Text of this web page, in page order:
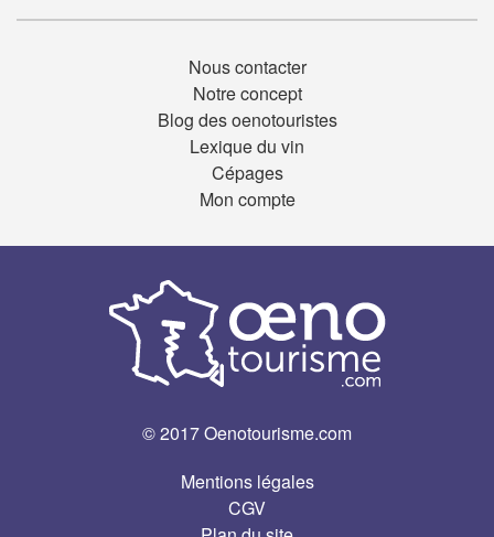
Nous contacter
Notre concept
Blog des oenotouristes
Lexique du vin
Cépages
Mon compte
© 2017 Oenotourisme.com
Mentions légales
CGV